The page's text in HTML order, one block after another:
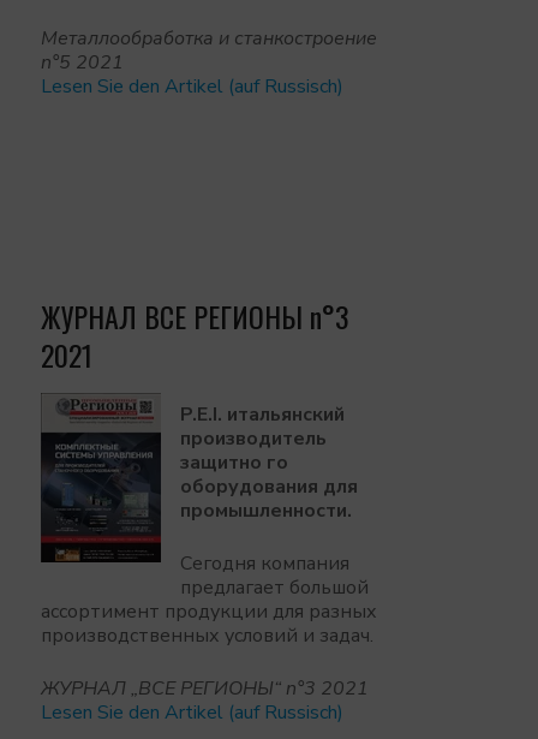
Mеталлообработка и станкостроение
n°5 2021
Lesen Sie den Artikel (auf Russisch)
ЖУРНАЛ BCE РЕГИОНЫ n°3
2021
P.E.I. итальянский
производитель
защитно го
оборудования для
промышленности.
Сегодня компания
предлагает большой
ассортимент продукции для разных
производственных условий и задач.
ЖУРНАЛ „BCE РЕГИОНЫ“ n°3 2021
Lesen Sie den Artikel (auf Russisch)